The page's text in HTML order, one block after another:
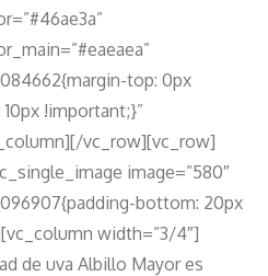
top: 0px
!important;}”
vc_row][vc_row]
image=”580″
bottom: 20px
width=”3/4″]
de uva Albillo Mayor es